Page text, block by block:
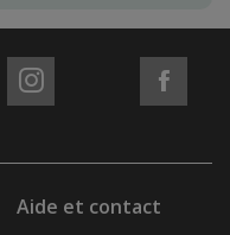
Aide et contact